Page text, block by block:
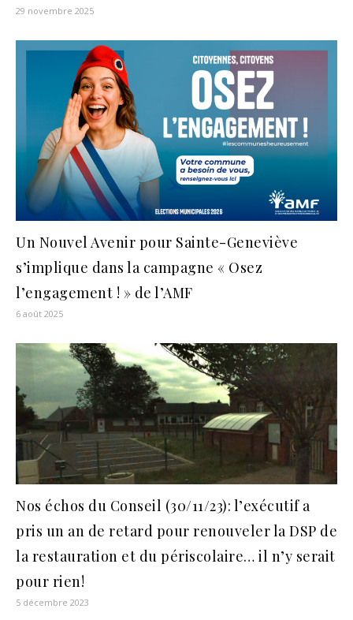
29 novembre 2025
Un Nouvel Avenir pour Sainte-Geneviève
s’implique dans la campagne « Osez
l’engagement ! » de l’AMF
6 août 2025
Nos échos du Conseil (30/11/23): l’exécutif a
pris un an de retard pour renouveler la DSP de
la restauration et du périscolaire… il n’y serait
pour rien!
5 décembre 2023